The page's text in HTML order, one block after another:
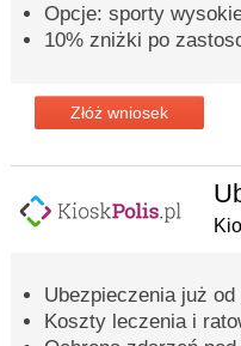
Opcje: sporty
10% zniżki po
Złóż wniosek
Ubezpieczenia już od
Koszty leczenia i